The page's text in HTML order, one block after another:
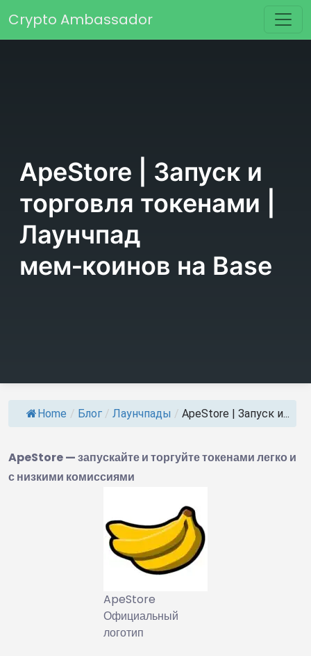
Основная навигация
Crypto Ambassador
ApeStore | Запуск и
торговля токенами |
Лаунчпад
мем‑коинов на Base
Home / Блог / Лаунчпады / ApeStore | Запуск и...
ApeStore — запускайте и торгуйте токенами легко и
с низкими комиссиями
ApeStore
Официальный
логотип